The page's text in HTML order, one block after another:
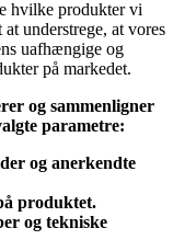
hvilke produkter vi
understrege, at vores
uafhængige og
på markedet.
og sammenligner
parametre:
og anerkendte
produktet.
og tekniske